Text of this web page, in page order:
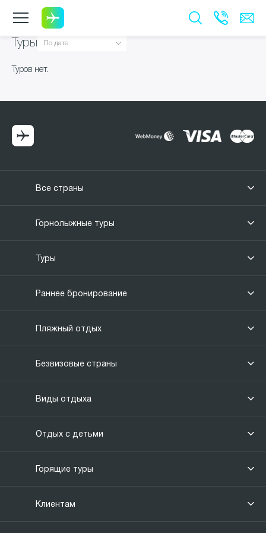
Туры
Туров нет.
Все страны
Горнолыжные туры
Туры
Раннее бронирование
Пляжный отдых
Безвизовые страны
Виды отдыха
Отдых с детьми
Горящие туры
Клиентам